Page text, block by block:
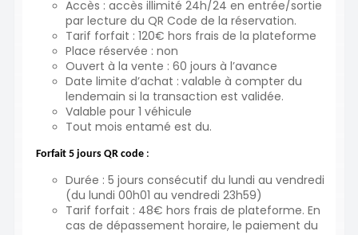
Accès : accès illimité 24h/24 en entrée/sortie
par lecture du QR Code de la réservation.
Tarif forfait : 120€ hors frais de la plateforme
Place réservée : non
Ouvert à la vente : 60 jours à l’avance
Date limite d’achat : valable à compter du
lendemain si la transaction est validée.
Valable pour 1 véhicule
Tout mois entamé est du.
Forfait 5 jours QR code :
Durée : 5 jours consécutif du lundi au vendredi
(du lundi 00h01 au vendredi 23h59)
Tarif forfait : 48€ hors frais de plateforme. En
cas de dépassement horaire, le paiement du